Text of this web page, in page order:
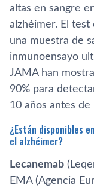
altas en sangre
alzhéimer. El
una muestra de
inmunoensayo
JAMA han
90% para
10 años antes
¿Están disponibles
el alzhéimer?
Lecanemab
EMA (Agencia